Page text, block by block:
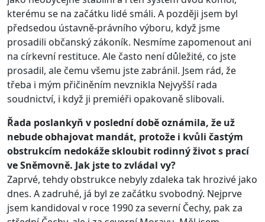
kterému se na začátku lidé smáli. A později jsem byl
předsedou ústavně-právního výboru, když jsme
prosadili občanský zákoník. Nesmíme zapomenout ani
na církevní restituce. Ale často není důležité, co jste
prosadil, ale čemu všemu jste zabránil. Jsem rád, že
třeba i mým přičiněním nevznikla Nejvyšší rada
soudnictví, i když ji premiéři opakovaně slibovali.
Řada poslankyň v poslední době oznámila, že už
nebude obhajovat mandát, protože i kvůli častým
obstrukcím nedokáže skloubit rodinný život s prací
ve Sněmovně. Jak jste to zvládal vy?
Zaprvé, tehdy obstrukce nebyly zdaleka tak hrozivé jako
dnes. A zadruhé, já byl ze začátku svobodný. Nejprve
jsem kandidoval v roce 1990 za severní Čechy, pak za